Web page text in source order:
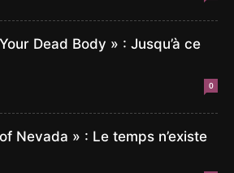
Dead Body » : Jusqu’à ce
0
Nevada » : Le temps n’existe